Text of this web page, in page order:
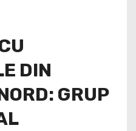
DIN
GRUP